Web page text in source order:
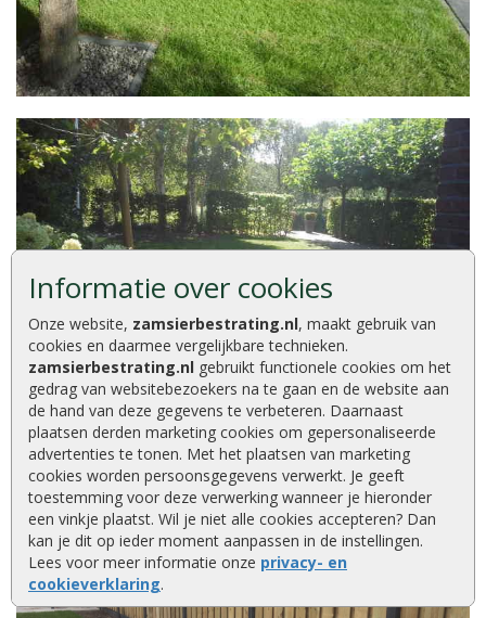
Informatie over cookies
Onze website, zamsierbestrating.nl, maakt gebruik van
cookies en daarmee vergelijkbare technieken.
zamsierbestrating.nl gebruikt functionele cookies om het
gedrag van websitebezoekers na te gaan en de website aan
de hand van deze gegevens te verbeteren. Daarnaast
plaatsen derden marketing cookies om gepersonaliseerde
advertenties te tonen. Met het plaatsen van marketing
cookies worden persoonsgegevens verwerkt. Je geeft
toestemming voor deze verwerking wanneer je hieronder
een vinkje plaatst. Wil je niet alle cookies accepteren? Dan
kan je dit op ieder moment aanpassen in de instellingen.
Lees voor meer informatie onze privacy- en
cookieverklaring.